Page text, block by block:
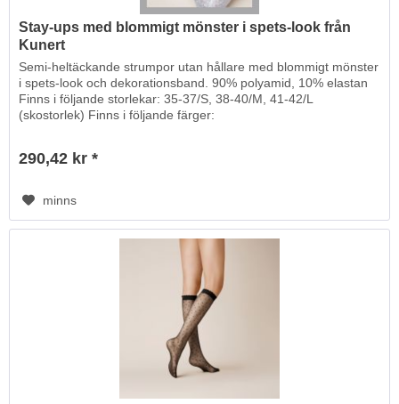
Stay-ups med blommigt mönster i spets-look från
Kunert
Semi-heltäckande strumpor utan hållare med blommigt mönster
i spets-look och dekorationsband. 90% polyamid, 10% elastan
Finns i följande storlekar: 35-37/S, 38-40/M, 41-42/L
(skostorlek) Finns i följande färger:
290,42 kr *
minns